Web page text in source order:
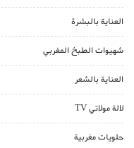
العناية بالبشرة
شهيوات الطبخ المغربي
العناية بالشعر
لالة مولاتي TV
حلويات مغربية